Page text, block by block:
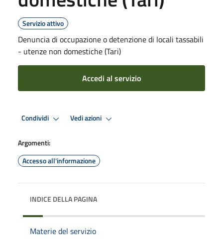
Servizio attivo
Denuncia di occupazione o detenzione di locali tassabili
- utenze non domestiche (Tari)
Accedi al servizio
Condividi Vedi azioni
Argomenti:
Accesso all'informazione
INDICE DELLA PAGINA
Materie del servizio